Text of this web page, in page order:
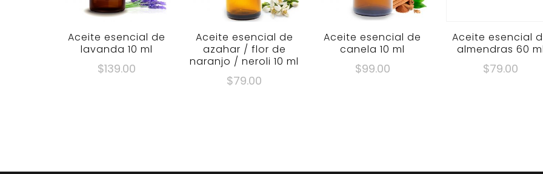
Aceite esencial de
lavanda 10 ml
$139.00
Aceite esencial de
azahar / flor de
naranjo / neroli 10 ml
$79.00
Aceite esencial de
canela 10 ml
$99.00
Aceite esencial
almendras 60
$79.00